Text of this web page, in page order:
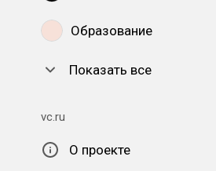
Образование
Показать все
vc.ru
О проекте